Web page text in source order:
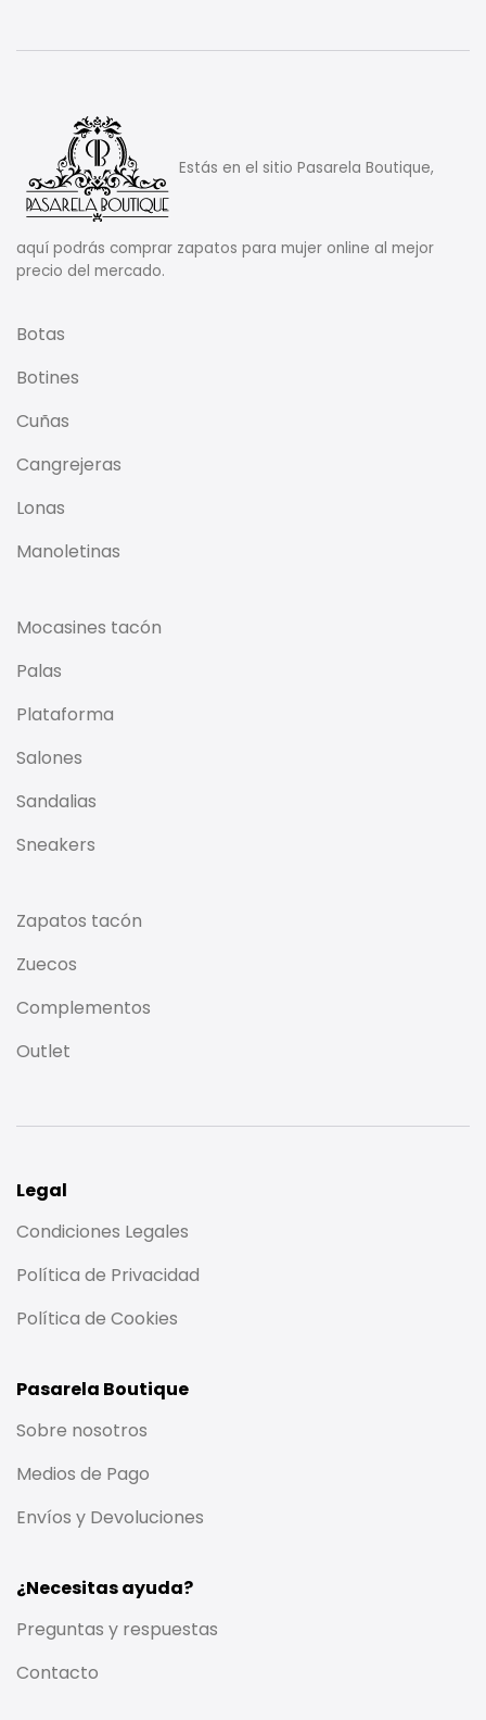
Estás en el sitio Pasarela Boutique,
aquí podrás comprar zapatos para mujer online al mejor
precio del mercado.
Botas
Botines
Cuñas
Cangrejeras
Lonas
Manoletinas
Mocasines tacón
Palas
Plataforma
Salones
Sandalias
Sneakers
Zapatos tacón
Zuecos
Complementos
Outlet
Legal
Condiciones Legales
Política de Privacidad
Política de Cookies
Pasarela Boutique
Sobre nosotros
Medios de Pago
Envíos y Devoluciones
¿Necesitas ayuda?
Preguntas y respuestas
Contacto